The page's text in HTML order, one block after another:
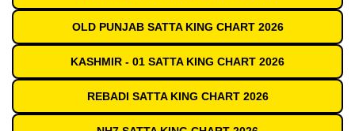
OLD PUNJAB SATTA KING CHART 2026
KASHMIR - 01 SATTA KING CHART 2026
REBADI SATTA KING CHART 2026